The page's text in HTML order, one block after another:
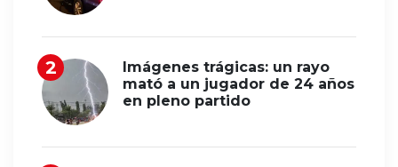
Imágenes trágicas: un rayo
mató a un jugador de 24 años
en pleno partido